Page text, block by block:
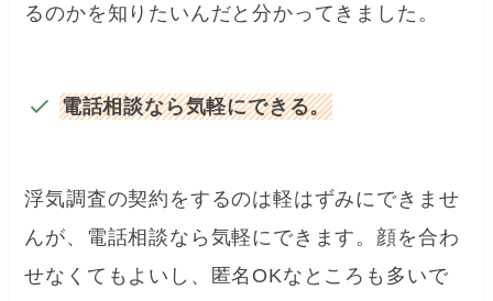
るのかを知りたいんだと分かってきました。
電話相談なら気軽にできる。
浮気調査の契約をするのは軽はずみにできませ
んが、電話相談なら気軽にできます。顔を合わ
せなくてもよいし、匿名OKなところも多いで